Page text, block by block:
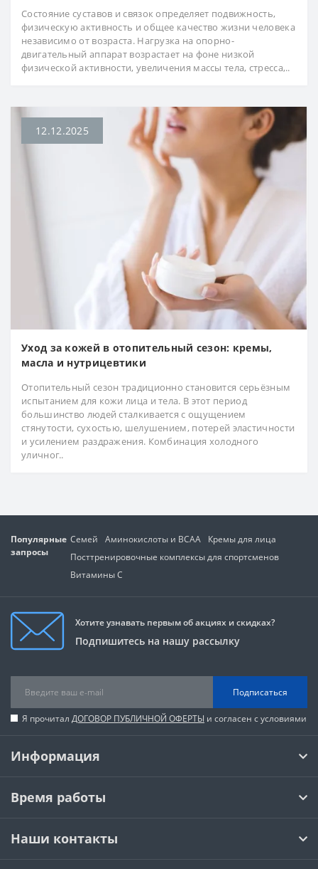
Состояние суставов и связок определяет подвижность,
физическую активность и общее качество жизни человека
независимо от возраста. Нагрузка на опорно-
двигательный аппарат возрастает на фоне низкой
физической активности, увеличения массы тела, стресса,..
12.12.2025
Уход за кожей в отопительный сезон: кремы,
масла и нутрицевтики
Отопительный сезон традиционно становится серьёзным
испытанием для кожи лица и тела. В этот период
большинство людей сталкивается с ощущением
стянутости, сухостью, шелушением, потерей эластичности
и усилением раздражения. Комбинация холодного
уличног..
Популярные
запросы
Семей Аминокислоты и BCAA
Кремы для лица
Посттренировочные комплексы для спортсменов
Витамины C
Хотите узнавать первым об акциях и скидках?
Подпишитесь на нашу рассылку
Подписаться
Я прочитал ДОГОВОР ПУБЛИЧНОЙ ОФЕРТЫ и согласен с условиями
Информация
Время работы
Наши контакты